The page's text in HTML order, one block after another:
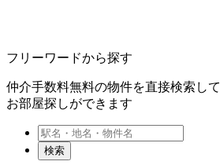
フリーワードから探す
仲介手数料無料の物件を直接検索して
お部屋探しができます
検索